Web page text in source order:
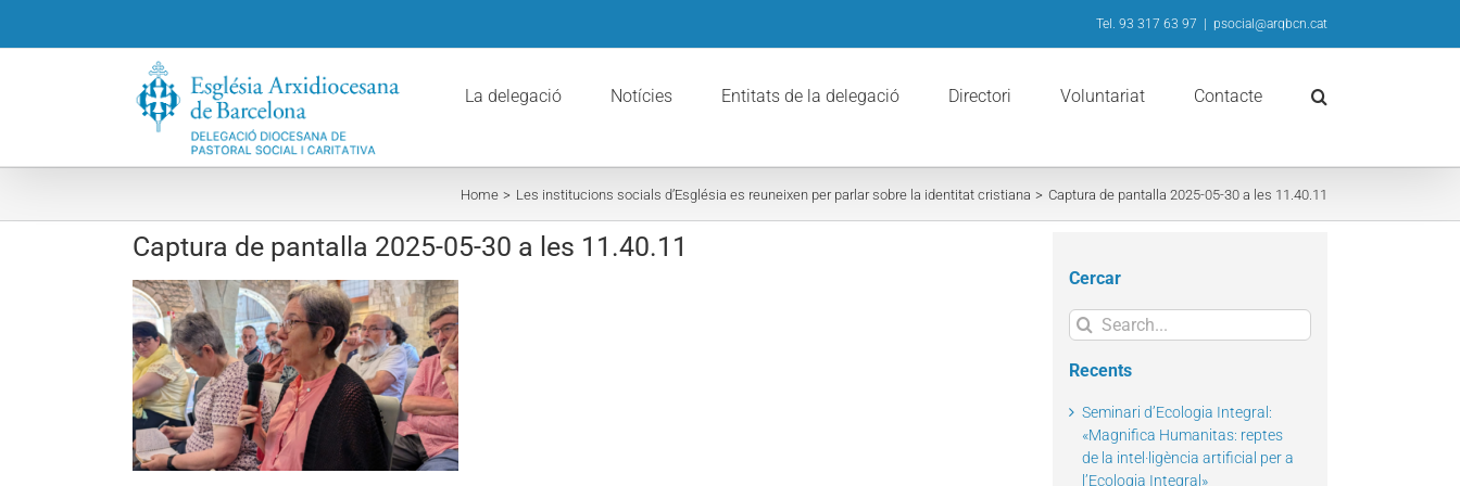
Tel. 93 317 63 97 psocial@arqbcn.cat
La delegació Notícies Entitats de la delegació Directori Voluntariat Contacte
Home Les institucions socials d’Església es reuneixen per parlar sobre la identitat cristiana Captura de pantalla 2025-05-30 a les 11.40.11
Captura de pantalla 2025-05-30 a les 11.40.11
Cercar
Search
for:
Recents
Seminari d’Ecologia Integral:
«Magnifica Humanitas: reptes
de la intel·ligència artificial per a
l’Ecologia Integral»